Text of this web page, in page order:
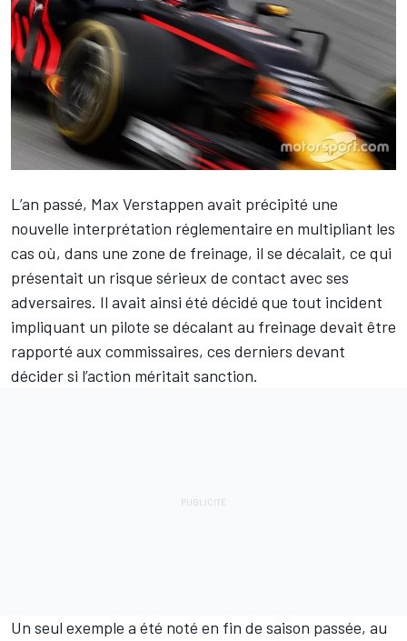
L’an passé, Max Verstappen avait précipité une
nouvelle interprétation réglementaire en multipliant les
cas où, dans une zone de freinage, il se décalait, ce qui
présentait un risque sérieux de contact avec ses
adversaires. Il avait ainsi été décidé que tout incident
impliquant un pilote se décalant au freinage devait être
rapporté aux commissaires, ces derniers devant
décider si l’action méritait sanction.
Un seul exemple a été noté en fin de saison passée, au